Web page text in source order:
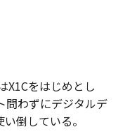
X1Cをはじめとし
問わずにデジタルデ
倒している。